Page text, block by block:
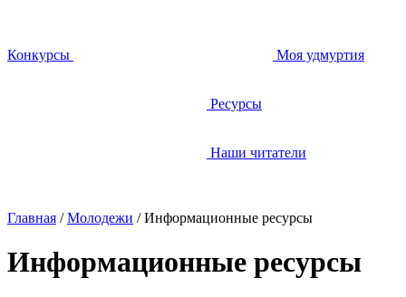
Конкурсы Моя удмуртия
Ресурсы
Наши читатели
Главная /Молодежи /Информационные ресурсы
Информационные ресурсы